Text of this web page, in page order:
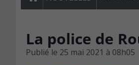
La police de
Publié le 25 mai 2021 à 08h05